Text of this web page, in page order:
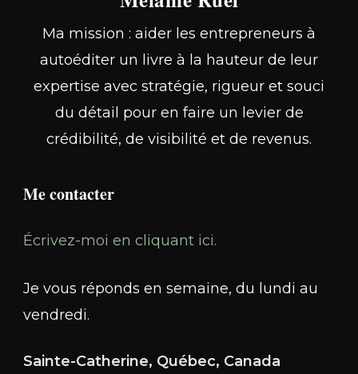
Ma mission : aider les entrepreneurs à
autoéditer un livre à la hauteur de leur
expertise avec stratégie, rigueur et souci
du détail pour en faire un levier de
crédibilité, de visibilité et de revenus.
Me contacter
Écrivez-moi en cliquant ici.
Je vous réponds en semaine, du lundi au
vendredi.
Sainte-Catherine, Québec, Canada